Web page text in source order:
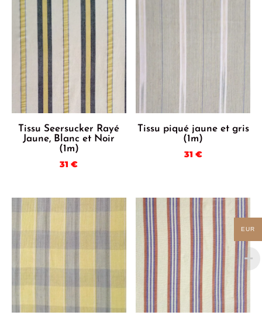
Tissu Seersucker Rayé
Jaune, Blanc et Noir
(1m)
31€
Tissu piqué jaune et gris
(1m)
31 €
EUR